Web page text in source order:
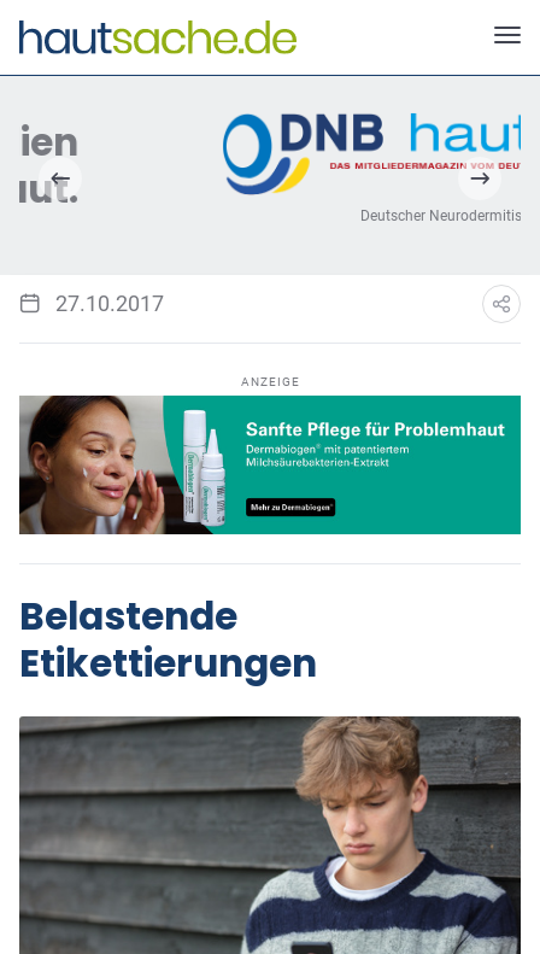
Deutscher Neurodermitis Bund e.V.
27.10.2017
ANZEIGE
Belastende
Etikettierungen